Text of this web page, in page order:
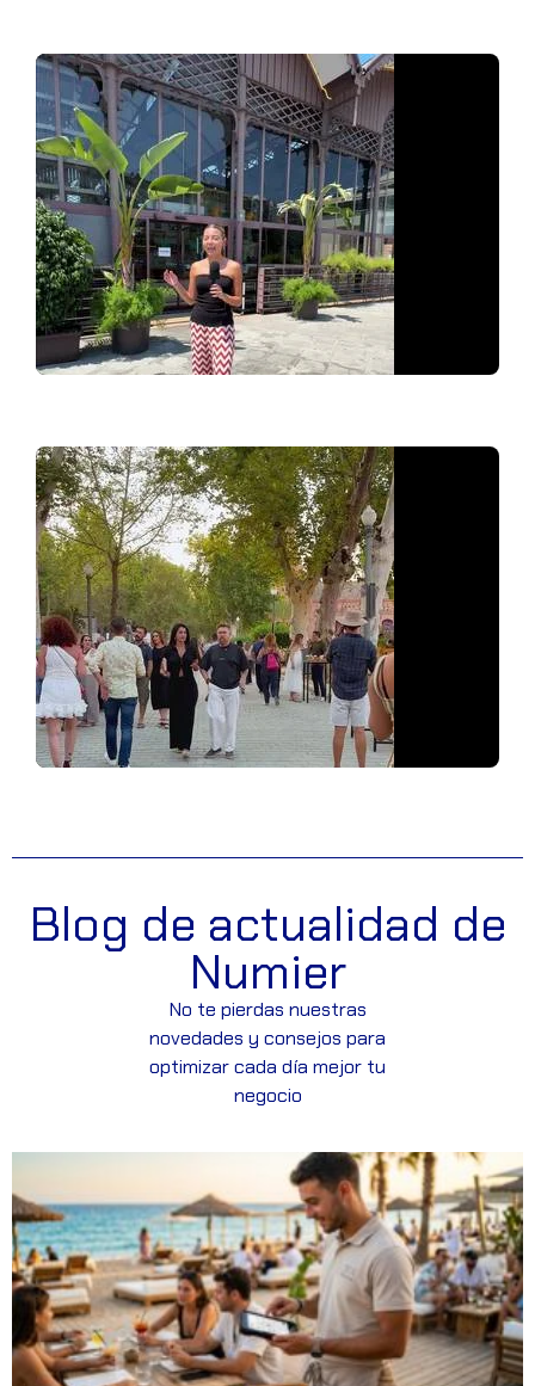
Blog de actualidad de
Numier
No te pierdas nuestras
novedades y consejos para
optimizar cada día mejor tu
negocio